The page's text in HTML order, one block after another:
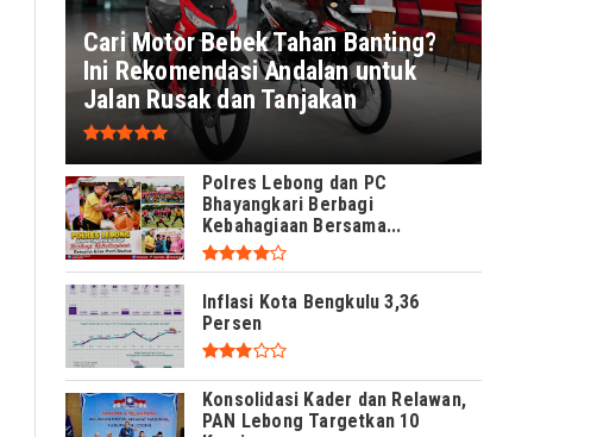
Cari Motor Bebek Tahan Banting?
Ini Rekomendasi Andalan untuk
Jalan Rusak dan Tanjakan
Polres Lebong dan PC
Bhayangkari Berbagi
Kebahagiaan Bersama...
Inflasi Kota Bengkulu 3,36
Persen
Konsolidasi Kader dan Relawan,
PAN Lebong Targetkan 10